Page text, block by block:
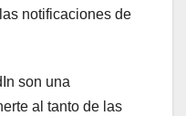
notificaciones de
son una
al tanto de las